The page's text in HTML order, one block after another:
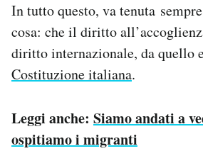
In tutto questo, va tenuta
cosa: che il diritto
diritto internazionale, da quello
Costituzione italiana.
Leggi anche: Siamo andati a
ospitiamo i migranti